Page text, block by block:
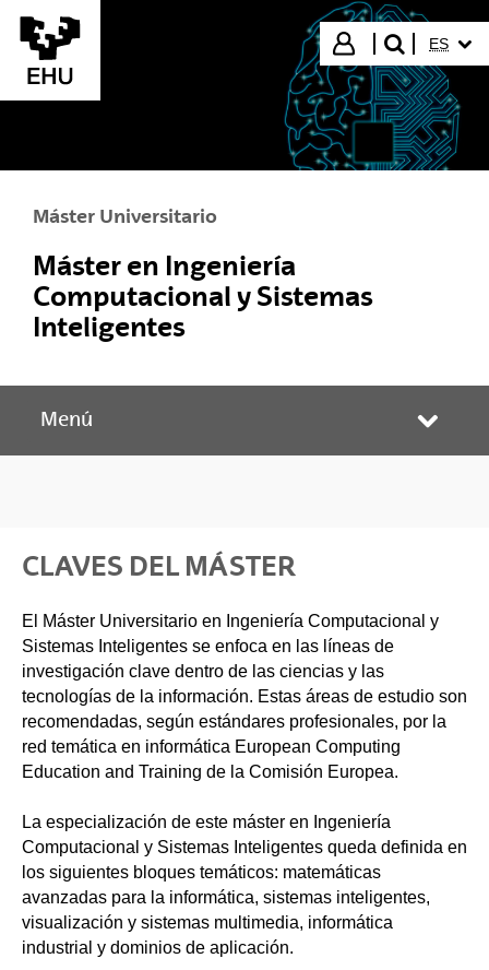
Saltar al contenido principal
Iniciar sesión
buscar"
ES
Máster Universitario
Máster en Ingeniería
Computacional y Sistemas
Inteligentes
Menú
CLAVES DEL MÁSTER
El Máster Universitario en Ingeniería Computacional y
Sistemas Inteligentes se enfoca en las líneas de
investigación clave dentro de las ciencias y las
tecnologías de la información. Estas áreas de estudio son
recomendadas, según estándares profesionales, por la
red temática en informática European Computing
Education and Training de la Comisión Europea.
La especialización de este máster en Ingeniería
Computacional y Sistemas Inteligentes queda definida en
los siguientes bloques temáticos: matemáticas
avanzadas para la informática, sistemas inteligentes,
visualización y sistemas multimedia, informática
industrial y dominios de aplicación.